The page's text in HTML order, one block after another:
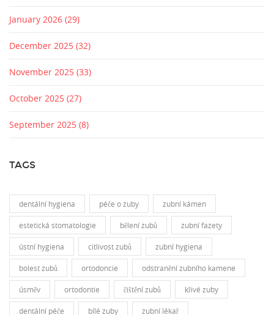
January 2026 (29)
December 2025 (32)
November 2025 (33)
October 2025 (27)
September 2025 (8)
TAGS
dentální hygiena péče o zuby zubní kámen
estetická stomatologie bělení zubů zubní fazety
ústní hygiena citlivost zubů zubní hygiena
bolest zubů ortodoncie odstranění zubního kamene
úsměv ortodontie čištění zubů křivé zuby
dentální péče bílé zuby zubní lékař